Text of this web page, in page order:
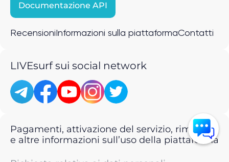
Documentazione API
Recensioni Informazioni sulla piattaformaContatti
LIVEsurf sui social network
Pagamenti, attivazione del servizio, rimborsi
e altre informazioni sull’uso della piattaforma